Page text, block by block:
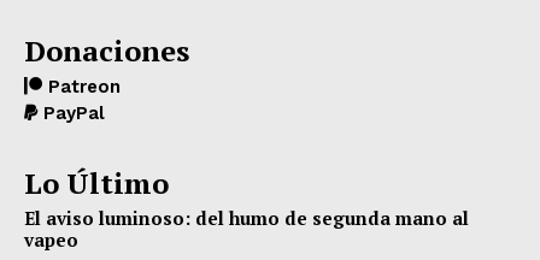
Donaciones
Patreon
PayPal
Lo Último
El aviso luminoso: del humo de segunda mano al
vapeo